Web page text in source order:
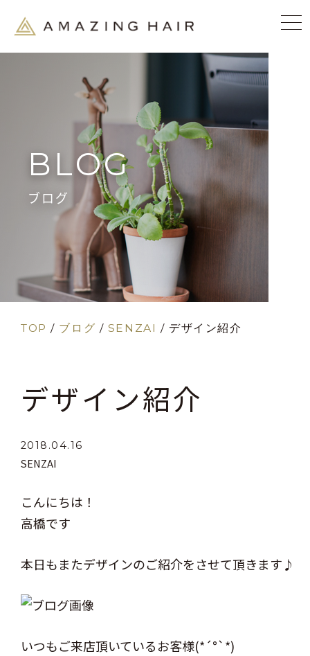
BLOG
ブログ
TOP / ブログ / SENZAI / デザイン紹介
デザイン紹介
2018.04.16
SENZAI
こんにちは！
高橋です
本日もまたデザインのご紹介をさせて頂きます♪
いつもご来店頂いているお客様(*´°`*)